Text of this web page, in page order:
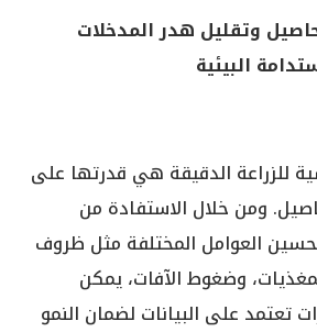
وتقليل هدر المدخلات
البيئية
للزراعة الدقيقة هي قدرتها على
ومن خلال الاستفادة من
العوامل المختلفة مثل ظروف
وضغوط الآفات، يمكن
تعتمد على البيانات لضمان النمو